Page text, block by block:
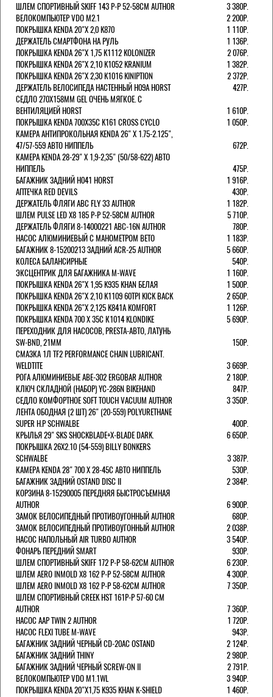
ШЛЕМ СПОРТИВНЫЙ SKIFF 143 Р-Р 52-58СМ AUTHOR
3 380Р.
ВЕЛОКОМПЬЮТЕР VDO M2.1
2 200Р.
ПОКРЫШКА KENDA 20"Х 2,0 K870
1 110Р.
ДЕРЖАТЕЛЬ СМАРТФОНА НА РУЛЬ
1 136Р.
ПОКРЫШКА KENDA 26"Х 1,75 K1112 KOLONIZER
2 076Р.
ПОКРЫШКА KENDA 26"Х 2,10 K1052 KRANIUM
1 382Р.
ПОКРЫШКА KENDA 26"Х 2,30 K1016 KINIPTION
2 372Р.
ДЕРЖАТЕЛЬ ВЕЛОСИПЕДА НАСТЕННЫЙ H09A HORST
427Р.
СЕДЛО 270Х158ММ GEL ОЧЕНЬ МЯГКОЕ. С
ВЕНТИЛЯЦИЕЙ HORST
1 610Р.
ПОКРЫШКА KENDA 700Х35С K161 CROSS CYCLO
1 050Р.
КАМЕРА АНТИПРОКОЛЬНАЯ KENDA 26" Х 1.75-2.125",
47/57-559 АВТО НИППЕЛЬ
672Р.
КАМЕРА KENDA 28-29" Х 1,9-2,35" (50/58-622) АВТО
НИППЕЛЬ
475Р.
БАГАЖНИК ЗАДНИЙ H041 HORST
1 916Р.
АПТЕЧКА RED DEVILS
430Р.
ДЕРЖАТЕЛЬ ФЛЯГИ АВС FLY 33 AUTHOR
1 182Р.
ШЛЕМ PULSE LED X8 185 Р-Р 52-58СМ AUTHOR
5 710Р.
ДЕРЖАТЕЛЬ ФЛЯГИ 8-14000221 ABC-16N AUTHOR
780Р.
НАСОС АЛЮМИНИЕВЫЙ С МАНОМЕТРОМ BETO
1 183Р.
БАГАЖНИК 8-15200213 ЗАДНИЙ ACR-25 AUTHOR
5 660Р.
КОЛЕСА БАЛАНСИРНЫЕ
540Р.
ЭКСЦЕНТРИК ДЛЯ БАГАЖНИКА M-WAVE
1 160Р.
ПОКРЫШКА KENDA 26"Х 1,95 K935 KHAN БЕЛАЯ
1 500Р.
ПОКРЫШКА KENDA 26"Х 2,10 K1109 60TPI KICK BACK
2 650Р.
ПОКРЫШКА KENDA 26"Х 2,125 K841A KOMFORT
1 126Р.
ПОКРЫШКА KENDA 700 Х 35С К1014 KLONDIKE
5 690Р.
ПЕРЕХОДНИК ДЛЯ НАСОСОВ, PRESTA-АВТО, ЛАТУНЬ
SW-BND, 21ММ
150Р.
СМАЗКА 1Л TF2 PERFORMANCE CHAIN LUBRICANT.
WELDTITE
3 669Р.
РОГА АЛЮМИНИЕВЫЕ ABE-302 ERGOBAR AUTHOR
2 180Р.
КЛЮЧ СКЛАДНОЙ (НАБОР) YC-286N BIKEHAND
847Р.
СЕДЛО КОМФОРТНОЕ SOFT TOUCH VACUUM AUTHOR
3 350Р.
ЛЕНТА ОБОДНАЯ (2 ШТ) 26" (20-559) POLYURETHANE
SUPER H.P SCHWALBE
400Р.
КРЫЛЬЯ 29" SKS SHOCKBLADE+X-BLADE DARK.
6 650Р.
ПОКРЫШКА 26X2.10 (54-559) BILLY BONKERS
SCHWALBE
3 387Р.
КАМЕРА KENDA 28" 700 Х 28-45С АВТО НИППЕЛЬ
530Р.
БАГАЖНИК ЗАДНИЙ OSTAND DISC II
2 384Р.
КОРЗИНА 8-15290005 ПЕРЕДНЯЯ БЫСТРОСЪЕМНАЯ
AUTHOR
6 900Р.
ЗАМОК ВЕЛОСИПЕДНЫЙ ПРОТИВОУГОННЫЙ AUTHOR
680Р.
ЗАМОК ВЕЛОСИПЕДНЫЙ ПРОТИВОУГОННЫЙ AUTHOR
2 038Р.
НАСОС НАПОЛЬНЫЙ AIR TURBO AUTHOR
3 540Р.
ФОНАРЬ ПЕРЕДНИЙ SMART
930Р.
ШЛЕМ СПОРТИВНЫЙ SKIFF 172 Р-Р 58-62СМ AUTHOR
6 230Р.
ШЛЕМ AERO INMOLD X8 162 Р-Р 52-58СМ AUTHOR
4 300Р.
ШЛЕМ AERO INMOLD X8 162 Р-Р 58-62СМ AUTHOR
7 350Р.
ШЛЕМ СПОРТИВНЫЙ CREEK HST 161Р-Р 57-60 СМ
AUTHOR
7 360Р.
НАСОС AAP TWIN 2 AUTHOR
1 720Р.
НАСОС FLEXI TUBE M-WAVE
943Р.
БАГАЖНИК ЗАДНИЙ ЧЕРНЫЙ СD-20AC OSTAND
2 124Р.
БАГАЖНИК ЗАДНИЙ THINY
2 980Р.
БАГАЖНИК ЗАДНИЙ ЧЕРНЫЙ SCREW-ON II
2 791Р.
ВЕЛОКОМПЬЮТЕР VDO M1.1WL
3 940Р.
ПОКРЫШКА KENDA 20"Х1,75 K935 KHAN K-SHIELD
1 460Р.